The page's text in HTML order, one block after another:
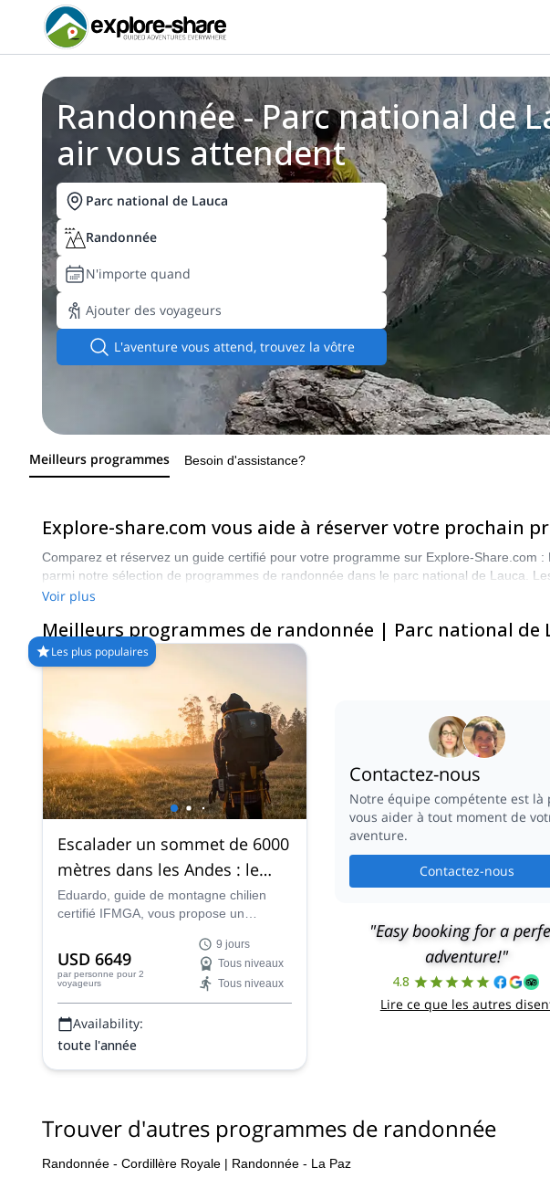
Randonnée - Parc national de
air vous attendent
Parc national de Lauca
Randonnée
N'importe quand
Ajouter des voyageurs
L'aventure vous attend, trouvez la vôtre
Meilleurs programmes Besoin d'assistance?
Explore-share.com vous aide à réserver votre prochain
Comparez et réservez un guide certifié pour votre programme sur Explore-
parmi notre sélection de programmes de randonnée dans le parc national de Lauca.
Voir plus
Meilleurs programmes de randonnée | Parc national de
Les plus populaires
Escalader un sommet de 6000
mètres dans les Andes : le
volcan Acotango
Eduardo, guide de montagne chilien
certifié IFMGA, vous propose un
Plateau andin. Pendant 9 jours, vous
randonnerez entre les hauts plateaux
chiliens et boliviens et conquérerez 2
sommets. L'un d'eux est l'incroyable
Nevado Acotango.
USD 6649
par personne pour 2
voyageurs
9 jours
Tous niveaux
Tous niveaux
Availability:
toute l'année
Contactez-nous
Notre équipe compétente est là
vous aider à tout moment de
aventure.
Contactez-nous
"Easy booking for a
adventure!"
4.8
Lire ce que les autres
Trouver d'autres programmes de randonnée
Randonnée - Cordillère Royale | Randonnée - La Paz